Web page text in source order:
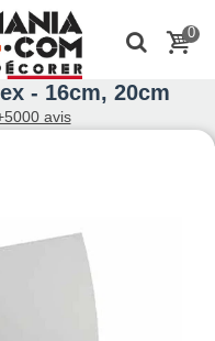
0
- 16cm, 20cm
avis